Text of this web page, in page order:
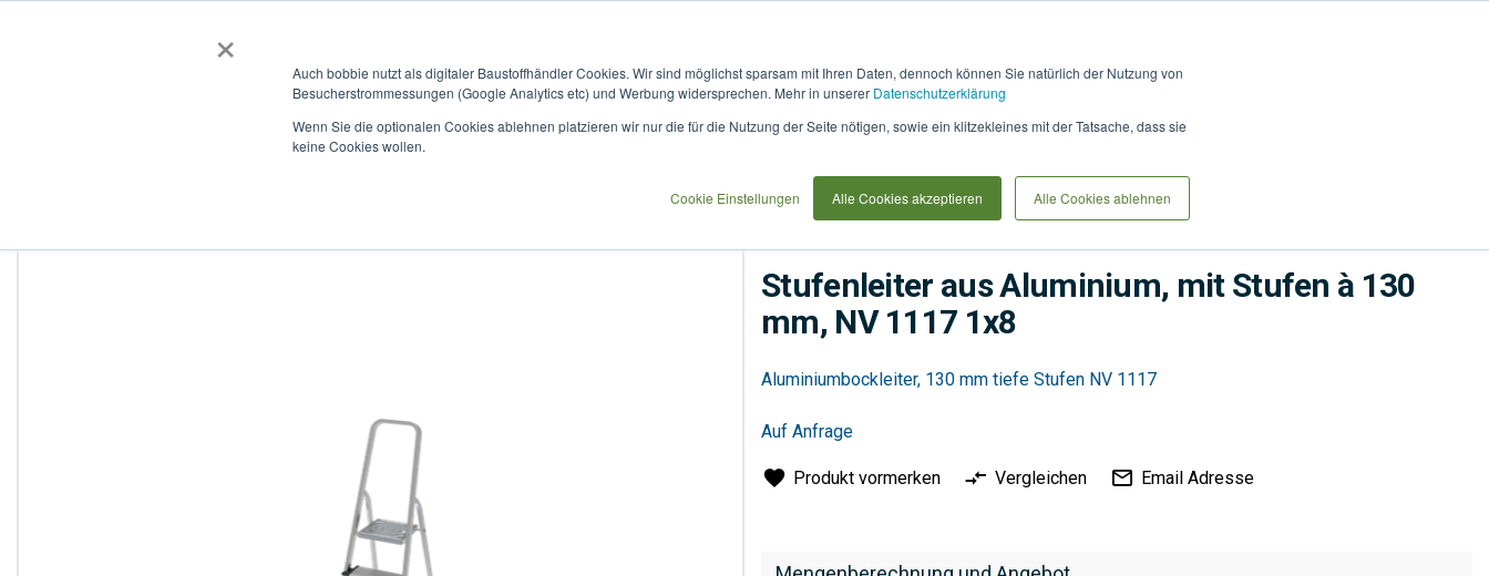
×
Auch bobbie nutzt als digitaler Baustoffhändler Cookies. Wir sind möglichst sparsam mit Ihren Daten, dennoch können Sie natürlich der Nutzung von
Besucherstrommessungen (Google Analytics etc) und Werbung widersprechen. Mehr in unserer Datenschutzerklärung
Wenn Sie die optionalen Cookies ablehnen platzieren wir nur die für die Nutzung der Seite nötigen, sowie ein klitzekleines mit der Tatsache, dass sie
keine Cookies wollen.
Cookie Einstellungen Alle Cookies akzeptieren Alle Cookies ablehnen
BOBBIEVERSUM
it
Ende
Stufenleiter aus Aluminium, mit Stufen à 130
mm, NV 1117 1х8
Aluminiumbockleiter, 130 mm tiefe Stufen NV 1117
Auf Anfrage
Produkt vormerken Vergleichen Email Adresse